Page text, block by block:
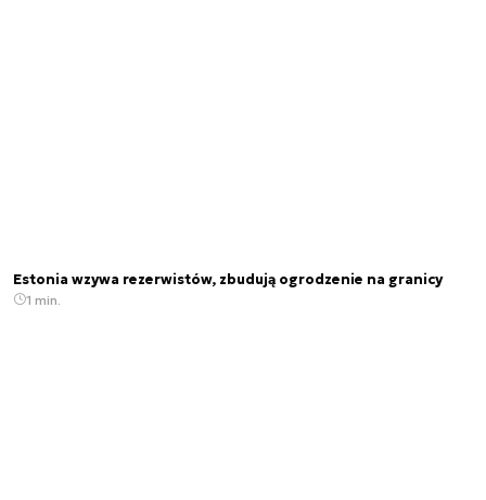
Estonia wzywa rezerwistów, zbudują ogrodzenie na granicy
1 min.